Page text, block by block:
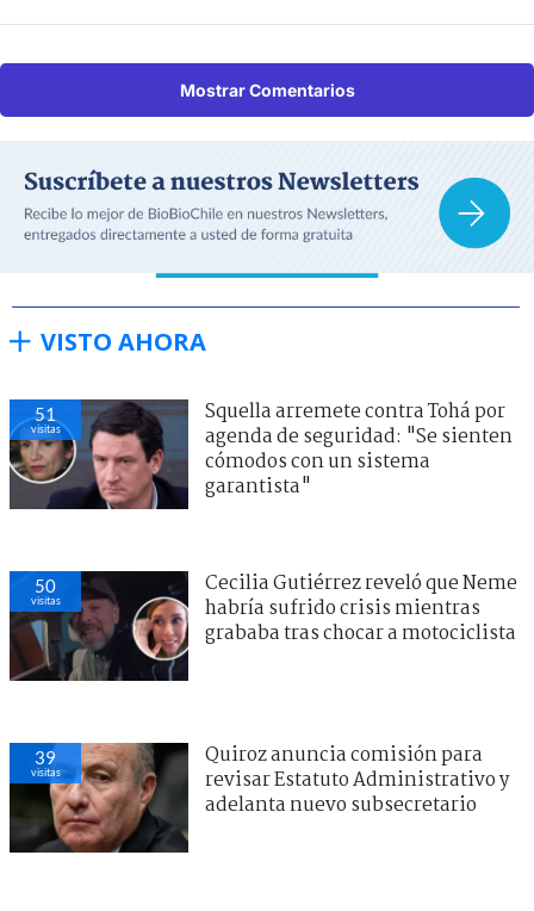
Mostrar Comentarios
VISTO AHORA
51
visitas
Squella arremete contra Tohá por
agenda de seguridad: "Se sienten
cómodos con un sistema
garantista"
50
visitas
Cecilia Gutiérrez reveló que Neme
habría sufrido crisis mientras
grababa tras chocar a motociclista
39
visitas
Quiroz anuncia comisión para
revisar Estatuto Administrativo y
adelanta nuevo subsecretario